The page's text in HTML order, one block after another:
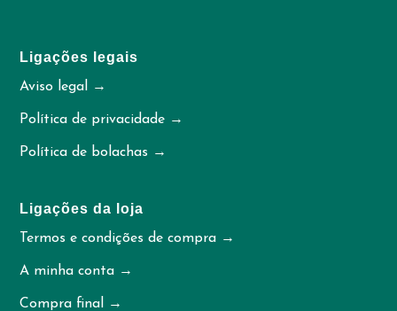
Ligações legais
Aviso legal →
Política de privacidade →
Política de bolachas →
Ligações da loja
Termos e condições de compra →
A minha conta →
Compra final →